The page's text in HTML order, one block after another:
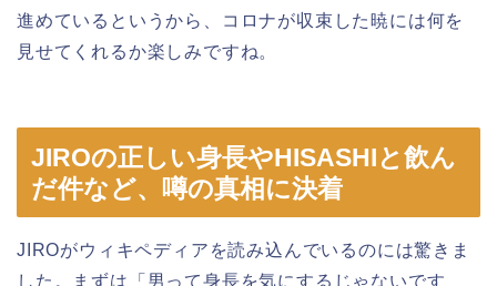
進めているというから、コロナが収束した暁には何を
見せてくれるか楽しみですね。
JIROの正しい身長やHISASHIと飲ん
だ件など、噂の真相に決着
JIROがウィキペディアを読み込んでいるのには驚きま
した。まずは「男って身長を気にするじゃないです